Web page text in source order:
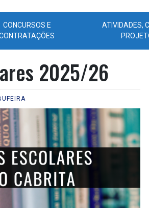
CONCURSOS E
ATIVIDADES,
2025/26